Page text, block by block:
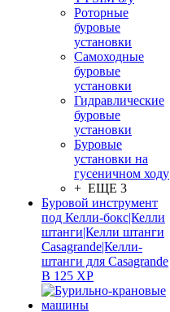
Роторные
буровые
установки
Самоходные
буровые
установки
Гидравлические
буровые
установки
Буровые
установки на
гусеничном ходу
+ ЕЩЕ 3
Буровой инструмент
под Келли-бокс|Келли
штанги|Келли штанги
Casagrande|Келли-
штанги для Casagrande
B 125 XP